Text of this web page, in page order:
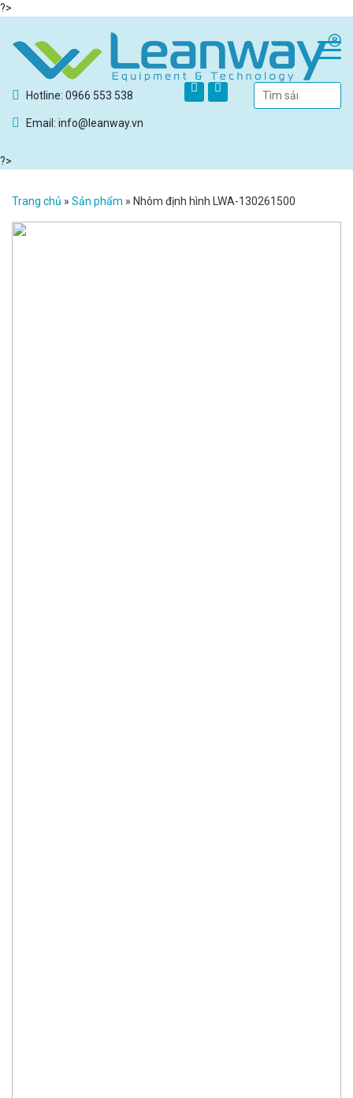
?>
Hotline: 0966 553 538
Email: info@leanway.vn
?>
Trang chủ » Sản phẩm » Nhôm định hình LWA-130261500